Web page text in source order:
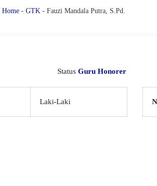
Home - GTK - Fauzi Mandala Putra, S.Pd.
Status Guru Honorer
Laki-Laki